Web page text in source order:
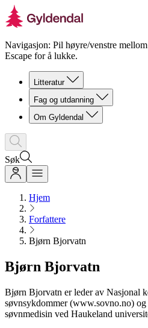
Navigasjon: Pil høyre/venstre
Escape for å lukke.
Litteratur
Fag og utdanning
Om Gyldendal
Søk
Hjem
Forfattere
Bjørn Bjorvatn
Bjørn Bjorvatn
Bjørn Bjorvatn er leder av Nasjonal
søvnsykdommer (www.sovno.no) og
søvnmedisin ved Haukeland